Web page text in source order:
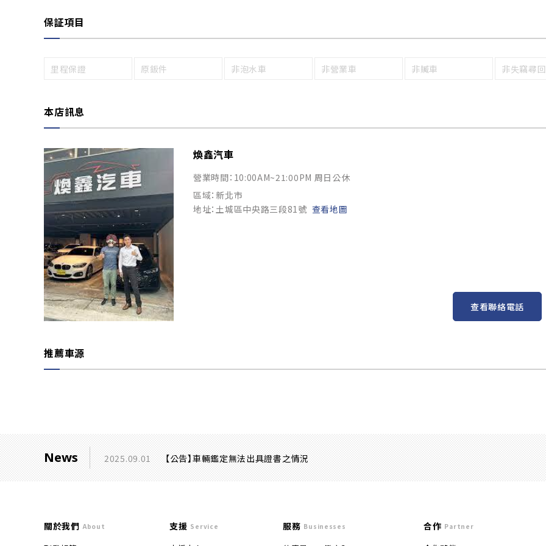
保証項目
里程保證 原鈑件 非泡水車 非營業車 非贓車 非失竊尋
本店訊息
煥鑫汽車
營業時間：10:00AM~21:00PM 周日公休
區域：新北市
地址：土城區中央路三段81號 查看地圖
查看聯絡電話
推薦車源
News 2025.09.01 【公告】車輛鑑定無法出具證書之情況
關於我們 About 支援 Service 服務 Businesses 合作 Partner